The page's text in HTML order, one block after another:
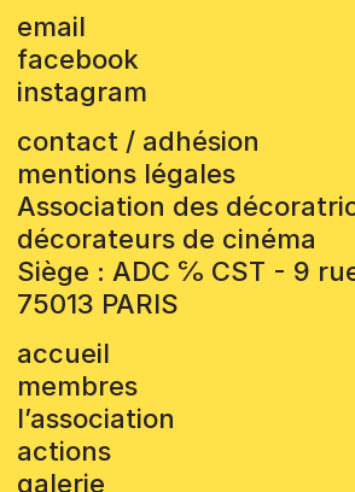
email
facebook
instagram
contact / adhésion
mentions légales
Association des
décorateurs de cinéma
Siège : ADC ℅ CST - 9
75013 PARIS
accueil
membres
l’association
actions
galerie